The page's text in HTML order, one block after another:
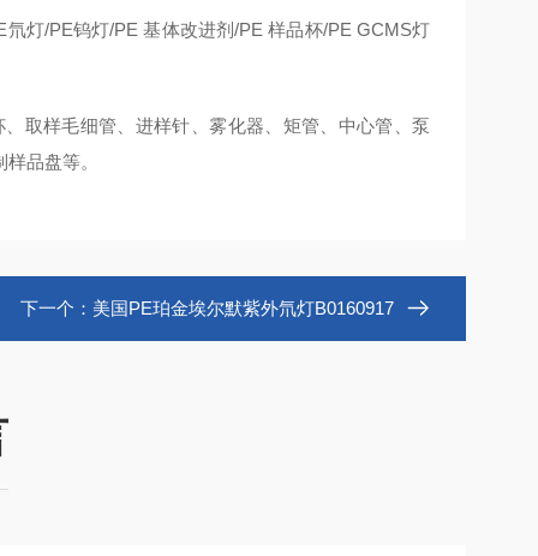
灯/PE钨灯/PE 基体改进剂/PE 样品杯/PE GCMS灯
取样毛细管、进样针、雾化器、矩管、中心管、泵
品盘等。
下一个： 美国PE珀金埃尔默紫外氘灯B0160917